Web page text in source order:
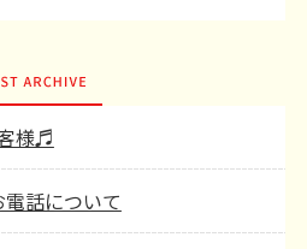
様♬
話について